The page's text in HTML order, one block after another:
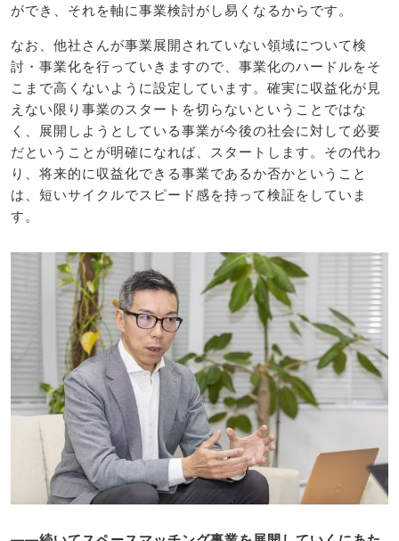
ができ、それを軸に事業検討がし易くなるからです。
なお、他社さんが事業展開されていない領域について検
討・事業化を行っていきますので、事業化のハードルをそ
こまで高くないように設定しています。確実に収益化が見
えない限り事業のスタートを切らないということではな
く、展開しようとしている事業が今後の社会に対して必要
だということが明確になれば、スタートします。その代わ
り、将来的に収益化できる事業であるか否かということ
は、短いサイクルでスピード感を持って検証をしていま
す。